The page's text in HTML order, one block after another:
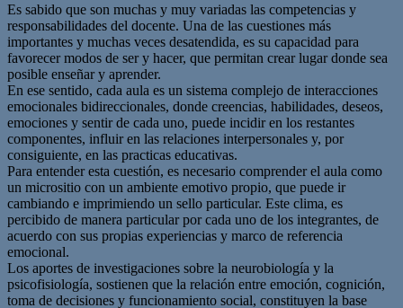
Es sabido que son muchas y muy variadas las competencias y
responsabilidades del docente. Una de las cuestiones más
importantes y muchas veces desatendida, es su capacidad para
favorecer modos de ser y hacer, que permitan crear lugar donde sea
posible enseñar y aprender.
En ese sentido, cada aula es un sistema complejo de interacciones
emocionales bidireccionales, donde creencias, habilidades, deseos,
emociones y sentir de cada uno, puede incidir en los restantes
componentes, influir en las relaciones interpersonales y, por
consiguiente, en las practicas educativas.
Para entender esta cuestión, es necesario comprender el aula como
un micrositio con un ambiente emotivo propio, que puede ir
cambiando e imprimiendo un sello particular. Este clima, es
percibido de manera particular por cada uno de los integrantes, de
acuerdo con sus propias experiencias y marco de referencia
emocional.
Los aportes de investigaciones sobre la neurobiología y la
psicofisiología, sostienen que la relación entre emoción, cognición,
toma de decisiones y funcionamiento social, constituyen la base